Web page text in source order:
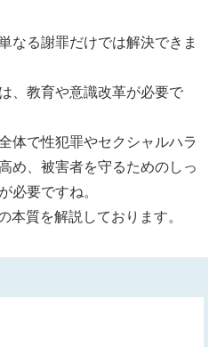
なる謝罪だけでは解決できま
、教育や意識改革が必要で
体で性犯罪やセクシャルハラ
め、被害者を守るためのしっ
必要ですね。
本質を解説しております。